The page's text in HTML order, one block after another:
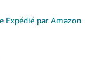
Expédié par Amazon